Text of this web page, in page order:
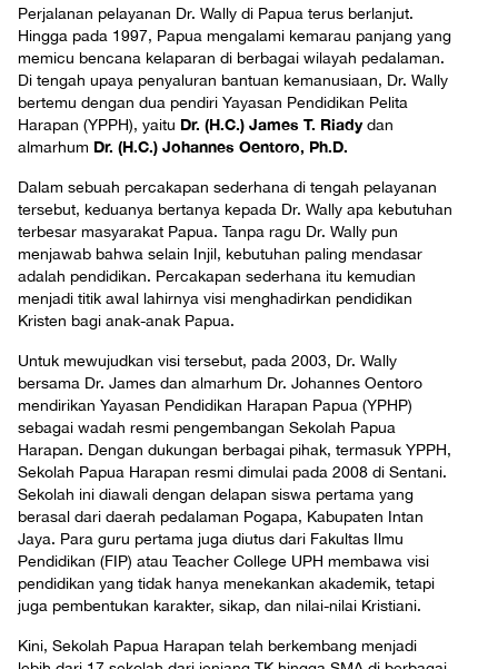
Perjalanan pelayanan Dr. Wally di Papua terus berlanjut.
Hingga pada 1997, Papua mengalami kemarau panjang yang
memicu bencana kelaparan di berbagai wilayah pedalaman.
Di tengah upaya penyaluran bantuan kemanusiaan, Dr. Wally
bertemu dengan dua pendiri Yayasan Pendidikan Pelita
Harapan (YPPH), yaitu Dr. (H.C.) James T. Riadydan
almarhum Dr. (H.C.) Johannes Oentoro, Ph.D.
Dalam sebuah percakapan sederhana di tengah pelayanan
tersebut, keduanya bertanya kepada Dr. Wally apa kebutuhan
terbesar masyarakat Papua. Tanpa ragu Dr. Wally pun
menjawab bahwa selain Injil, kebutuhan paling mendasar
adalah pendidikan. Percakapan sederhana itu kemudian
menjadi titik awal lahirnya visi menghadirkan pendidikan
Kristen bagi anak-anak Papua.
Untuk mewujudkan visi tersebut, pada 2003, Dr. Wally
bersama Dr. James dan almarhum Dr. Johannes Oentoro
mendirikan Yayasan Pendidikan Harapan Papua (YPHP)
sebagai wadah resmi pengembangan Sekolah Papua
Harapan. Dengan dukungan berbagai pihak, termasuk YPPH,
Sekolah Papua Harapan resmi dimulai pada 2008 di Sentani.
Sekolah ini diawali dengan delapan siswa pertama yang
berasal dari daerah pedalaman Pogapa, Kabupaten Intan
Jaya. Para guru pertama juga diutus dari Fakultas Ilmu
Pendidikan (FIP) atau Teacher College UPH membawa visi
pendidikan yang tidak hanya menekankan akademik, tetapi
juga pembentukan karakter, sikap, dan nilai-nilai Kristiani.
Kini, Sekolah Papua Harapan telah berkembang menjadi